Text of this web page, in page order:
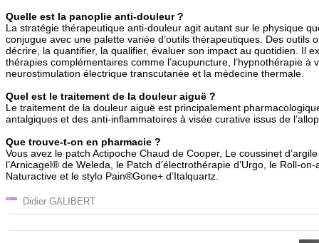
Quelle est la panoplie anti-douleur ?
La stratégie thérapeutique anti-douleur agit autant sur le physique
conjugue avec une palette variée d’outils thérapeutiques. Des outils
décrire, la quantifier, la qualifier, évaluer son impact au quotidien. Il
thérapies complémentaires comme l’acupuncture, l’hypnothérapie à
neurostimulation électrique transcutanée et la médecine thermale.
Quel est le traitement de la douleur aiguë ?
Le traitement de la douleur aiguë est principalement
antalgiques et des anti-inflammatoires à visée curative issus de
Que trouve-t-on en pharmacie ?
Vous avez le patch Actipoche Chaud de Cooper, Le coussinet
l’Arnicagel® de Weleda, le Patch d’électrothérapie d’Urgo, le Roll-
Naturactive et le stylo Pain®Gone+ d’Italquartz.
Didier GALIBERT